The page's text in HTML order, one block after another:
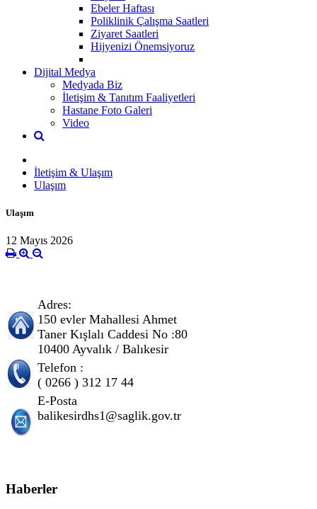
Ebeler Haftası
Poliklinik Çalışma Saatleri
Ziyaret Saatleri
Hijyenizi Önemsiyoruz
Dijital Medya
Medyada Biz
İletişim & Tanıtım Faaliyetleri
Hastane Foto Galeri
Video
İletişim & Ulaşım
Ulaşım
Ulaşım
12 Mayıs 2026
Adres:
150 evler Mahallesi Ahmet
Taner Kışlalı Caddesi No :80
10400 Ayvalık / Balıkesir
Telefon :
( 0266 ) 312 17 44
E-Posta
balikesirdhs1@saglik.gov.tr
Haberler